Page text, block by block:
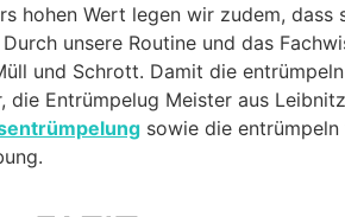
hohen Wert legen wir zudem, dass
unsere Routine und das
und Schrott. Damit die
Entrümpelug Meister aus
sowie die